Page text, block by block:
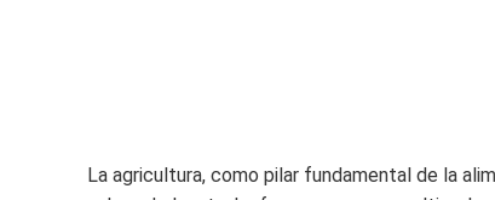
La agricultura, como pilar fundamental de la